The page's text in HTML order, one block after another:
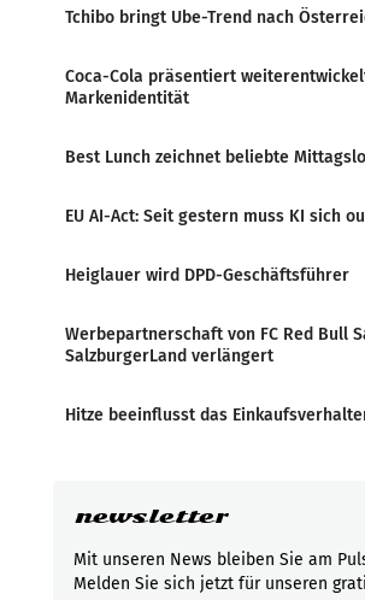
Tchibo bringt Ube-Trend nach
Coca-Cola präsentiert
Markenidentität
Best Lunch zeichnet beliebte
EU AI-Act: Seit gestern muss KI sich
Heiglauer wird DPD-Geschäftsführer
Werbepartnerschaft von FC Red Bull
SalzburgerLand verlängert
Hitze beeinflusst das
newsletter
Mit unseren News bleiben Sie am
Melden Sie sich jetzt für unseren